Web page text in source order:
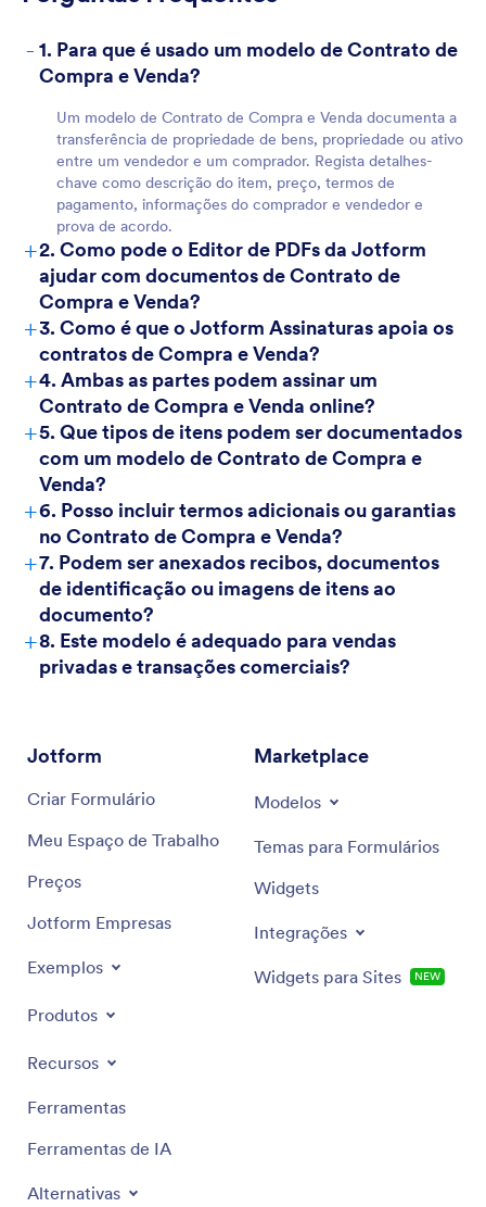
For Customers
- 1. Para que é usado um modelo de Contrato de
Compra e Venda?
Um modelo de Contrato de Compra e Venda documenta a
transferência de propriedade de bens, propriedade ou ativo
entre um vendedor e um comprador. Regista detalhes-
chave como descrição do item, preço, termos de
pagamento, informações do comprador e vendedor e
prova de acordo.
+2. Como pode o Editor de PDFs da Jotform
ajudar com documentos de Contrato de
Compra e Venda?
+3. Como é que o Jotform Assinaturas apoia os
contratos de Compra e Venda?
+4. Ambas as partes podem assinar um
Contrato de Compra e Venda online?
+5. Que tipos de itens podem ser documentados
com um modelo de Contrato de Compra e
Venda?
+6. Posso incluir termos adicionais ou garantias
no Contrato de Compra e Venda?
+7. Podem ser anexados recibos, documentos
de identificação ou imagens de itens ao
documento?
+8. Este modelo é adequado para vendas
privadas e transações comerciais?
Jotform
Criar Formulário
Meu Espaço de Trabalho
Preços
Jotform Empresas
Exemplos
Produtos
Recursos
Ferramentas
Ferramentas de IA
Alternativas
Marketplace
Modelos
Temas para Formulários
Widgets
Integrações
Widgets para Sites NEW